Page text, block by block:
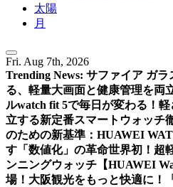
太陽
月
Fri. Aug 7th, 2026
Trending News: サファイア ガラ
る、軽量大画面と健康管理を両
ルwatch fit 5で毎日が変わる！
立する新定番スマートウォッチ
のための新基準：HUAWEI
す「数値化」の革命世界初！超
ンニングウォッチ【HUAWEI
場！ 大阪観光をもっと快適に！